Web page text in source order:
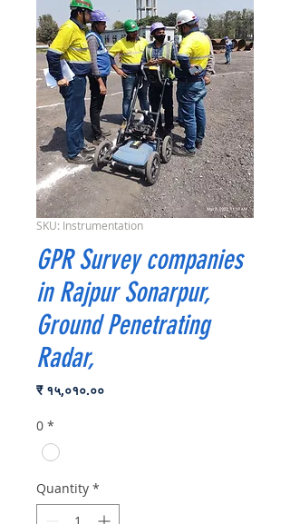
SKU: Instrumentation
GPR Survey companies
in Rajpur Sonarpur,
Ground Penetrating
Radar,
₹ १५,०१०.००Price
0 *
Quantity *